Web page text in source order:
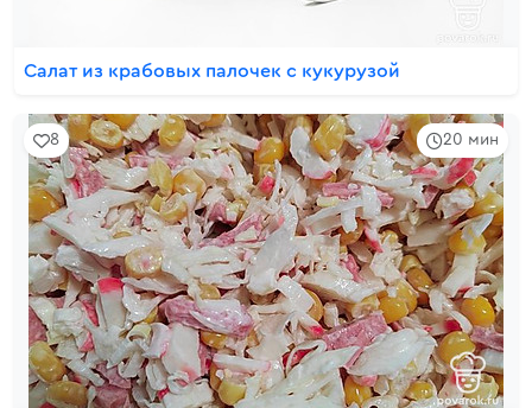
Салат из крабовых палочек с кукурузой
20 мин
8